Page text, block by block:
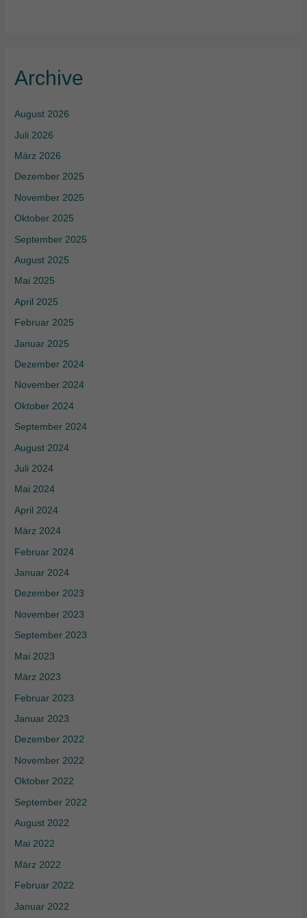
Archive
August 2026
Juli 2026
März 2026
Dezember 2025
November 2025
Oktober 2025
September 2025
August 2025
Mai 2025
April 2025
Februar 2025
Januar 2025
Dezember 2024
November 2024
Oktober 2024
September 2024
August 2024
Juli 2024
Mai 2024
April 2024
März 2024
Februar 2024
Januar 2024
Dezember 2023
November 2023
September 2023
Mai 2023
März 2023
Februar 2023
Januar 2023
Dezember 2022
November 2022
Oktober 2022
September 2022
August 2022
Mai 2022
März 2022
Februar 2022
Januar 2022